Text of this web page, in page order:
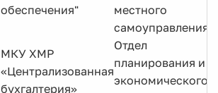
обеспечения"
местного
самоуправления
МКУ ХМР
«Централизованная
бухгалтерия»
Отдел
планирования и
экономического